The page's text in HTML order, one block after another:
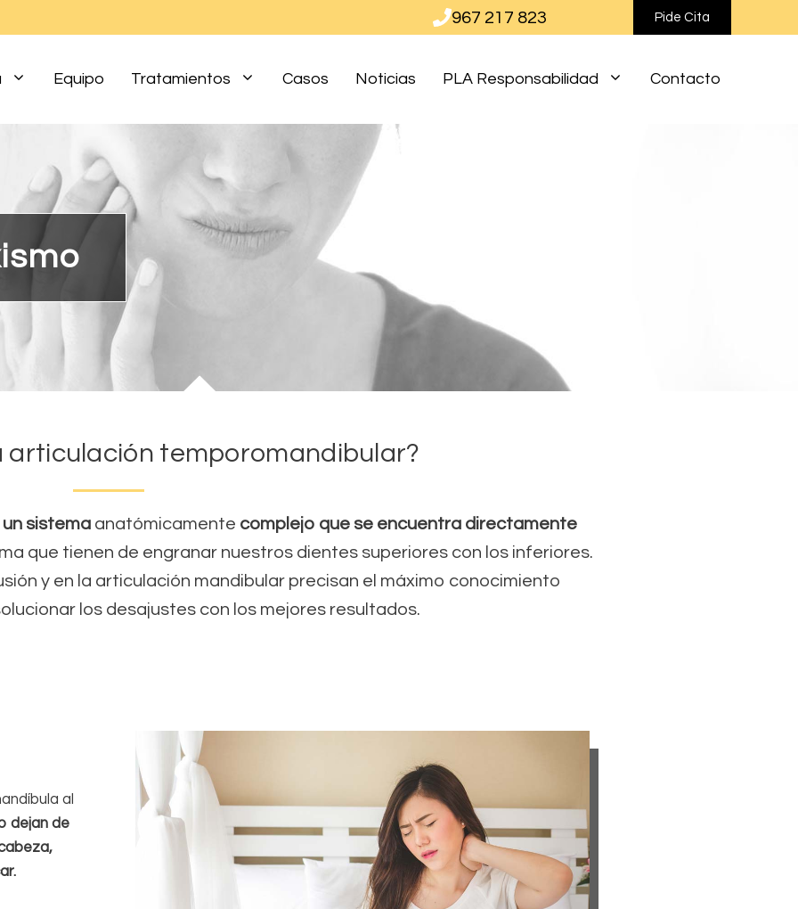
967 217 823 Pide Cita
Equipo Tratamientos Casos Noticias PLA Responsabilidad Contacto
articulación temporomandibular?
sistemaanatómicamente complejo que se encuentra directamente
que tienen de engranar nuestros dientes superiores con los inferiores.
y en la articulación mandibular precisan el máximo conocimiento
los desajustes con los mejores resultados.
al
dejan de